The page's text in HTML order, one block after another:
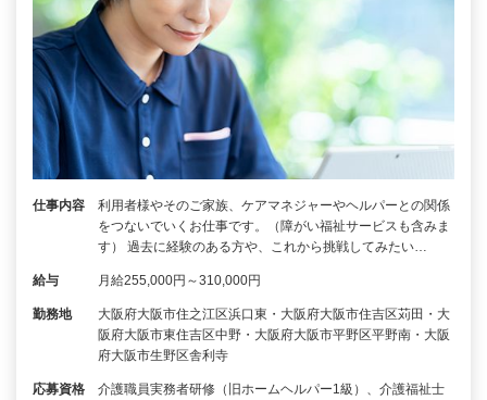
仕事内容
利用者様やそのご家族、ケアマネジャーやヘルパーとの関係
をつないでいくお仕事です。（障がい福祉サービスも含みま
す） 過去に経験のある方や、これから挑戦してみたい…
給与 月給255,000円～310,000円
勤務地
大阪府大阪市住之江区浜口東・大阪府大阪市住吉区苅田・大
阪府大阪市東住吉区中野・大阪府大阪市平野区平野南・大阪
府大阪市生野区舎利寺
応募資格
介護職員実務者研修（旧ホームヘルパー1級）、介護福祉士